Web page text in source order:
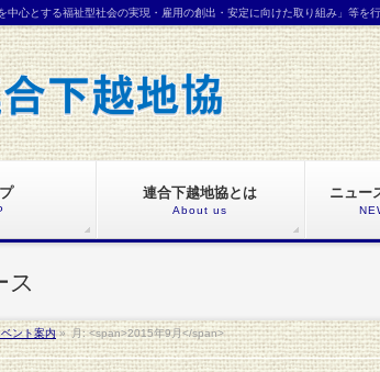
中心とする福祉型社会の実現・雇用の創出・安定に向けた取り組み」等を
連合下越地協とは
About us
ニュー
ス
ント案内» 月: <span>2015年9月</span>